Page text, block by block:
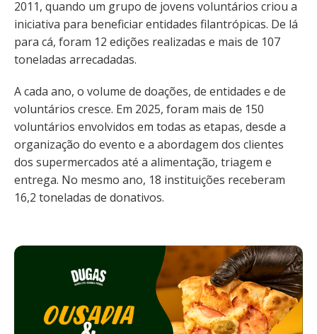
2011, quando um grupo de jovens voluntários criou a
iniciativa para beneficiar entidades filantrópicas. De lá
para cá, foram 12 edições realizadas e mais de 107
toneladas arrecadadas.
A cada ano, o volume de doações, de entidades e de
voluntários cresce. Em 2025, foram mais de 150
voluntários envolvidos em todas as etapas, desde a
organização do evento e a abordagem dos clientes
dos supermercados até a alimentação, triagem e
entrega. No mesmo ano, 18 instituições receberam
16,2 toneladas de donativos.